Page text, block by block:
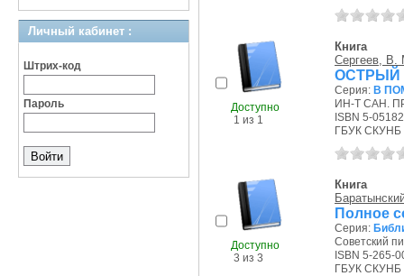
Личный кабинет :
Штрих-код
Пароль
Доступно
1 из 1
Книга
Сергеев, В.
ОСТРЫЙ
Серия: В
ИН-Т САН.
ISBN 5-
ГБУК
Доступно
3 из 3
Книга
Полное
Серия:
Советский
ISBN 5-265-
ГБУК